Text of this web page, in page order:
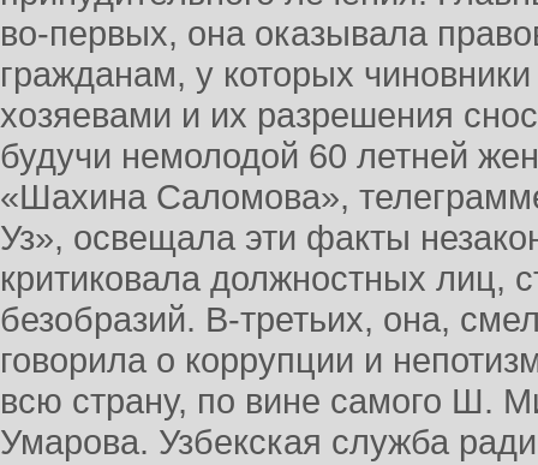
во-первых, она оказывала
гражданам, у которых
хозяевами и их разрешения
будучи немолодой 60 летней
«Шахина Саломова»,
Уз», освещала эти факты
критиковала должностных лиц,
безобразий. В-третьих, она,
говорила о коррупции и
всю страну, по вине самого Ш.
Умарова. Узбекская служба